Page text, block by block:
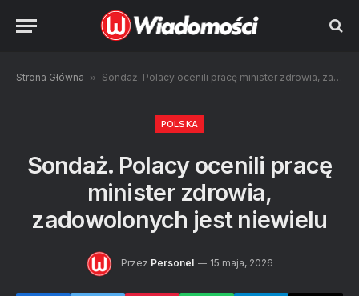
Strona Główna » Sondaż. Polacy ocenili pracę minister zdrowia, zadowolonych jest niewielu
POLSKA
Sondaż. Polacy ocenili pracę
minister zdrowia,
zadowolonych jest niewielu
Przez Personel 15 maja, 2026